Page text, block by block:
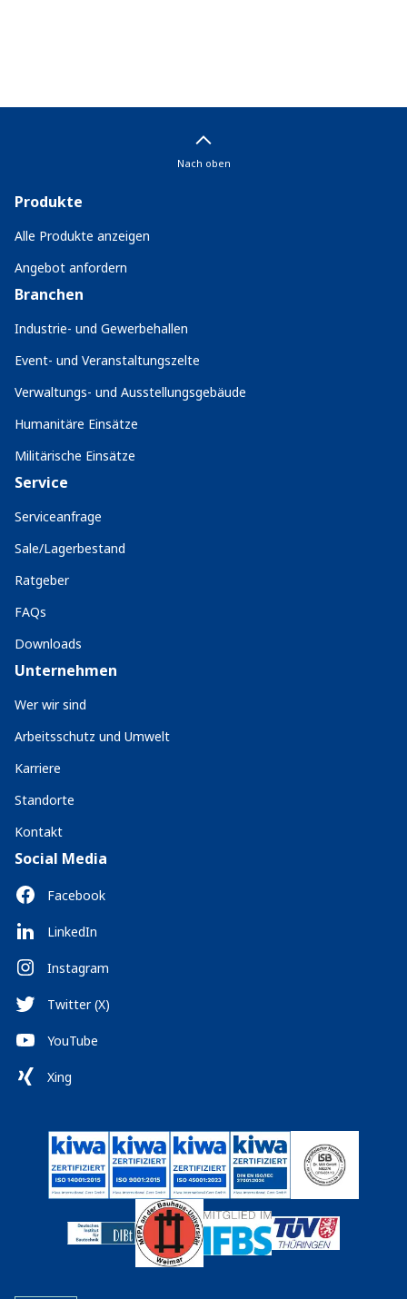
Nach oben
Produkte
Alle Produkte anzeigen
Angebot anfordern
Branchen
Industrie- und Gewerbehallen
Event- und Veranstaltungszelte
Verwaltungs- und Ausstellungsgebäude
Humanitäre Einsätze
Militärische Einsätze
Service
Serviceanfrage
Sale/Lagerbestand
Ratgeber
FAQs
Downloads
Unternehmen
Wer wir sind
Arbeitsschutz und Umwelt
Karriere
Standorte
Kontakt
Social Media
Facebook
LinkedIn
Instagram
Twitter (X)
YouTube
Xing